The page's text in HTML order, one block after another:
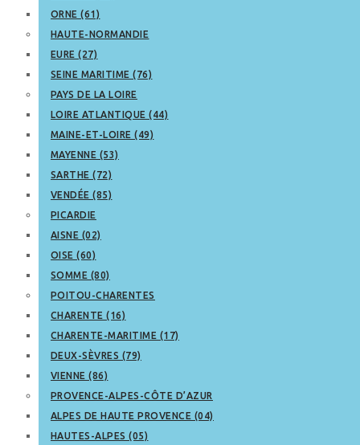
ORNE (61)
HAUTE-NORMANDIE
EURE (27)
SEINE MARITIME (76)
PAYS DE LA LOIRE
LOIRE ATLANTIQUE (44)
MAINE-ET-LOIRE (49)
MAYENNE (53)
SARTHE (72)
VENDÉE (85)
PICARDIE
AISNE (02)
OISE (60)
SOMME (80)
POITOU-CHARENTES
CHARENTE (16)
CHARENTE-MARITIME (17)
DEUX-SÈVRES (79)
VIENNE (86)
PROVENCE-ALPES-CÔTE D’AZUR
ALPES DE HAUTE PROVENCE (04)
HAUTES-ALPES (05)